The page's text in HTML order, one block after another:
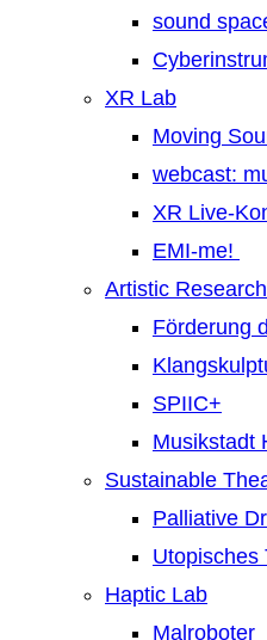
sound
XR Lab
Moving
webcast:
XR Live-
EMI-me!
Artistic
Förderung
SPIIC+
Musikstadt
Sustainable
Palliative
Utopisches
Haptic Lab
Malroboter